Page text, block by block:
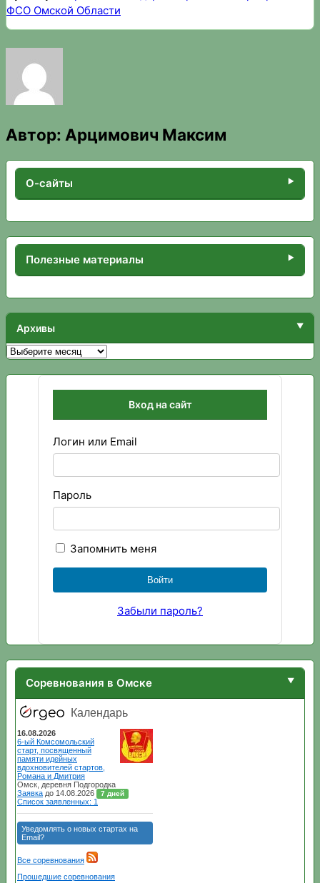
ФСО Омской Области
Автор: Арцимович Максим
О-сайты
Полезные материалы
Архивы
Архивы
Вход на сайт
Логин или Email
Пароль
Запомнить меня
Забыли пароль?
Соревнования в Омске